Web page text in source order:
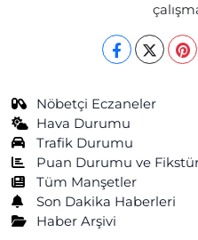
Nöbetçi Eczaneler
Hava Durumu
Trafik Durumu
Puan Durumu ve
Tüm Manşetler
Son Dakika Haberleri
Haber Arşivi